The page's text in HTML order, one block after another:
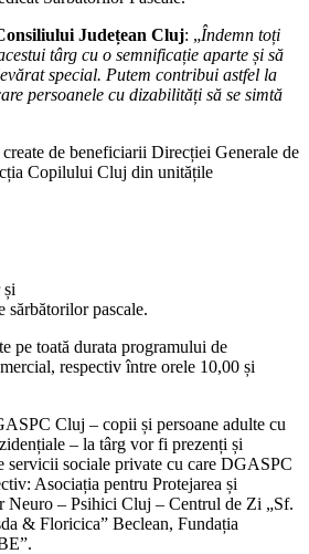
DGASPC
Cluj.
Clujenii
au
Săptămâna
Patimilor,
Județean Cluj: „Îndemn toți
târg cu o semnificație aparte și să
special. Putem contribui astfel la
persoanele cu dizabilități să se simtă
de beneficiarii Direcției Generale de
Copilului Cluj din unitățile
și
sărbătorilor pascale.
pe toată durata programului de
respectiv între orele 10,00 și
Cluj – copii și persoane adulte cu
– la târg vor fi prezenți și
sociale private cu care DGASPC
: Asociația pentru Protejarea și
Neuro – Psihici Cluj – Centrul de Zi „Sf.
& Floricica” Beclean, Fundația